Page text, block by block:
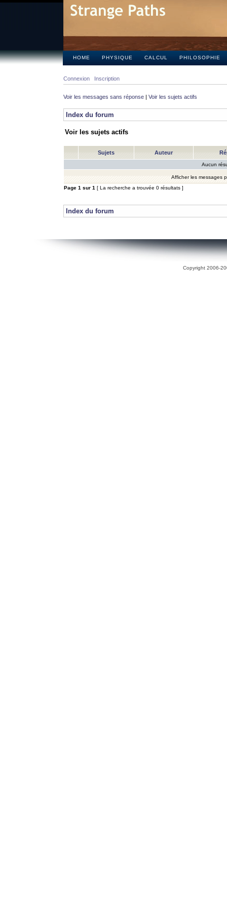
HOME PHYSIQUE CALCUL PHILOSOPHIE
Connexion Inscription
Voir les messages sans réponse | Voir les sujets actifs
Index du forum
Voir les sujets actifs
Sujets Auteur
Aucun
Afficher les messages
Page 1 sur 1 [ La recherche a trouvée 0 résultats ]
Index du forum
Copyright 2006-